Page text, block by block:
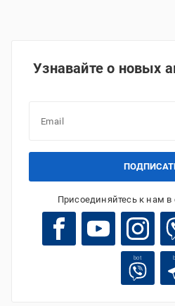
Узнавайте о новых
Присоединяйтесь к нам в
bot